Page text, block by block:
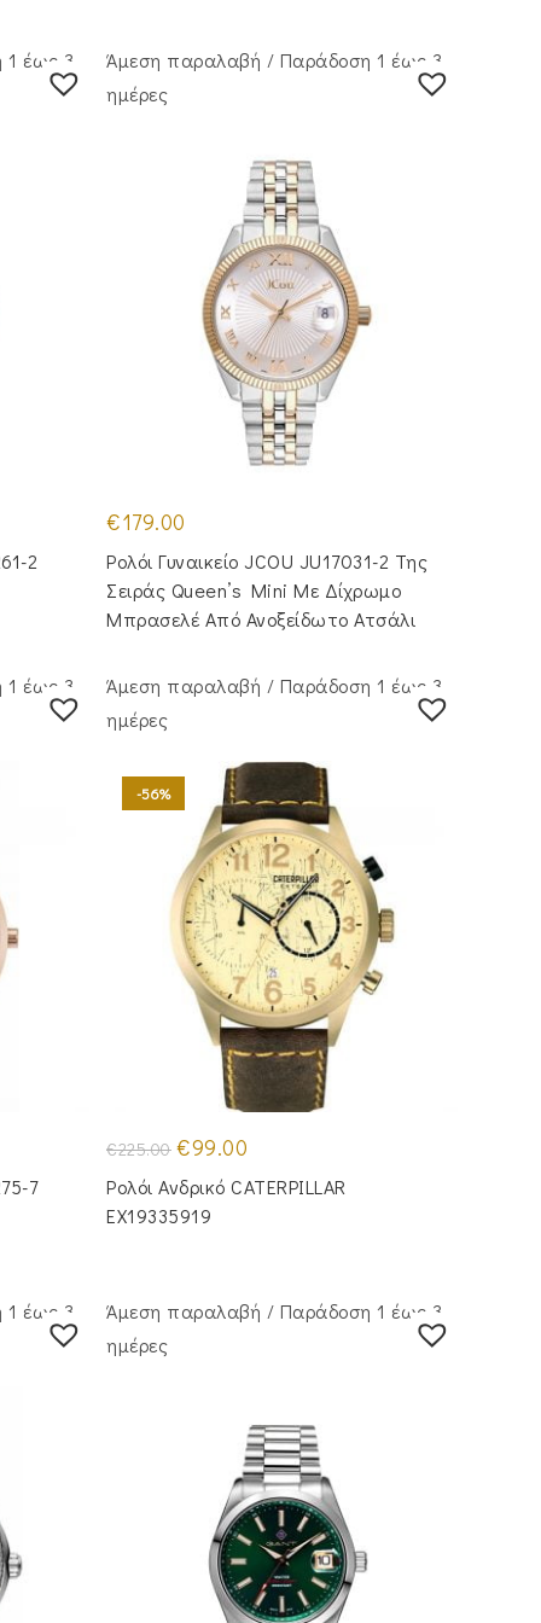
έως 3
2
Άμεση παραλαβή / Παράδoση 1 έως 3
ημέρες
€179.00
Ρολόι Γυναικείο JCOU JU17031-2 Της
Σειράς Queen’s Mini Με Δίχρωμο
Μπρασελέ Από Ανοξείδωτο Ατσάλι
έως 3
7
Άμεση παραλαβή / Παράδoση 1 έως 3
ημέρες
-56%
€225.00 Original
price
was:
€225.00.
€99.00
τιμή
είναι:
Ρολόι Ανδρικό CATERPILLAR
EX19335919
έως 3
Άμεση παραλαβή / Παράδoση 1 έως 3
ημέρες